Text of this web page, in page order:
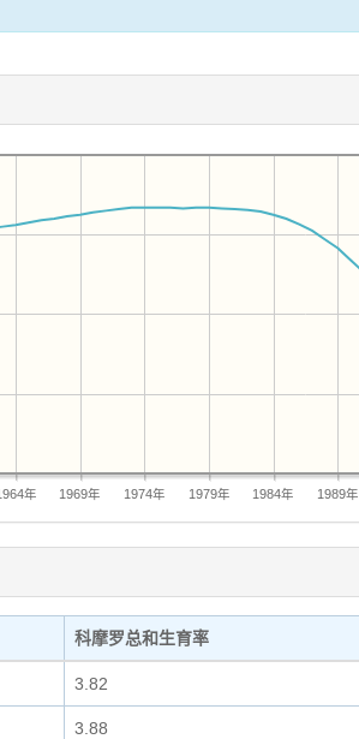
年 1969年 1974年 1979年 1984年 1989年
科摩罗总和生育率
3.82
3.88